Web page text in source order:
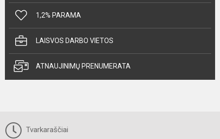
1,2% PARAMA
LAISVOS DARBO VIETOS
ATNAUJINIMŲ PRENUMERATA
Tvarkaraščiai